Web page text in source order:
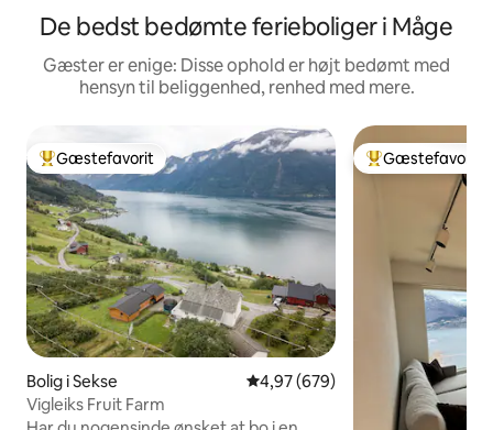
De bedst bedømte ferieboliger i Måge
Gæster er enige: Disse ophold er højt bedømt med
hensyn til beliggenhed, renhed med mere.
Bedste gæstefavorit
Gæstefavorit
Bolig i Sekse 4,97 ud af 5 i gennemsnitlig
4,97 (679)
Vigleiks Fruit Farm
Bedste
Gæstefavorit